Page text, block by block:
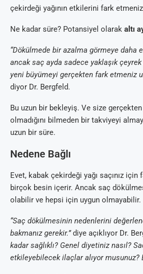
çekirdeği yağının etkilerini fark
Ne kadar süre? Potansiyel olarak altı
“Dökülmede bir azalma görmeye daha
ancak saç ayda sadece yaklaşık
yeni büyümeyi gerçekten fark etmeniz
diyor Dr. Bergfeld.
Bu uzun bir bekleyiş. Ve size
olmadığını bilmeden bir takviyeyi
uzun bir süre.
Nedene Bağlı
Evet, kabak çekirdeği yağı saçınız için
birçok besin içerir. Ancak saç
olabilir ve hepsi için uygun olmayabilir.
“Saç dökülmesinin nedenlerini
bakmanız gerekir.”diye açıklıyor Dr.
kadar sağlıklı? Genel diyetiniz nasıl?
etkileyebilecek ilaçlar alıyor musunuz?